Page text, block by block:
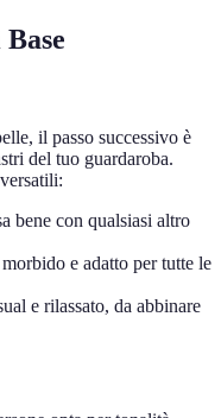
il passo successivo è
del tuo guardaroba.
bene con qualsiasi altro
e adatto per tutte le
e rilassato, da abbinare